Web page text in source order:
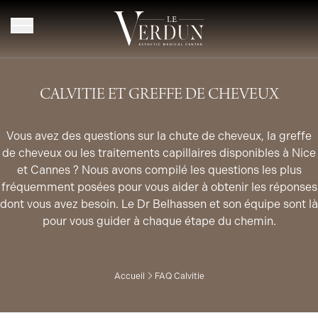
CALVITIE ET GREFFE DE CHEVEUX
Vous avez des questions sur la chute de cheveux, la greffe
de cheveux ou les traitements capillaires disponibles à Nice
et Cannes ? Nous avons compilé les questions les plus
fréquemment posées pour vous aider à obtenir les réponses
dont vous avez besoin. Le Dr Belhassen et son équipe sont là
pour vous guider à chaque étape du chemin.
Accueil FAQ Calvitie